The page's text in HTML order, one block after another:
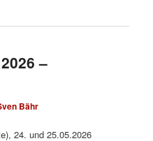
–
Bähr
24. und 25.05.2026